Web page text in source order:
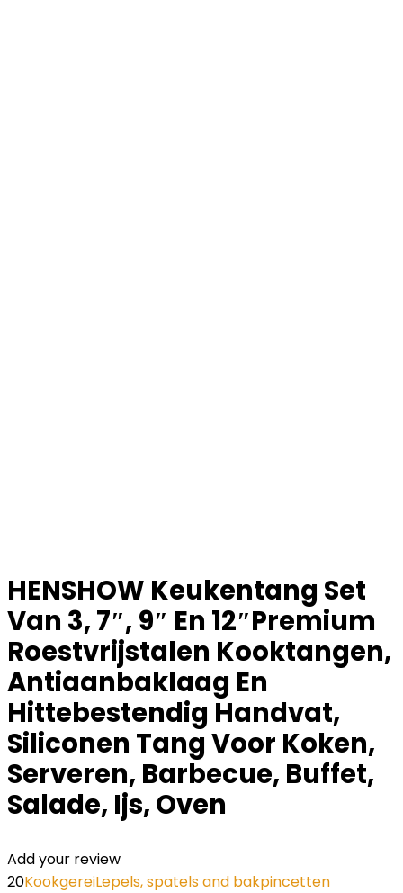
HENSHOW Keukentang Set
Van 3, 7″, 9″ En 12″Premium
Roestvrijstalen Kooktangen,
Antiaanbaklaag En
Hittebestendig Handvat,
Siliconen Tang Voor Koken,
Serveren, Barbecue, Buffet,
Salade, Ijs, Oven
Add your review
20KookgereiLepels, spatels and bakpincetten